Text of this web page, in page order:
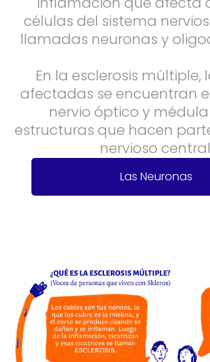
células del sistema
llamadas neuronas y
En la esclerosis múltiple,
afectadas se encuentran
nervio óptico y
estructuras que hacen
nervioso
descripcion
Las Neuronas
descripcion